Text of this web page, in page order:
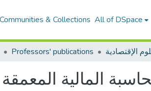
Communities & Collections All of DSpace
Professors' publications
المالية المعمقة 02